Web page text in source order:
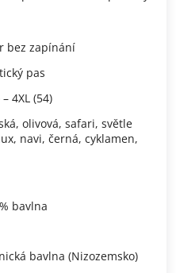
bez zapínání
pas
4XL (54)
olivová, safari, světle
navi, černá, cyklamen,
bavlna
bavlna (Nizozemsko)